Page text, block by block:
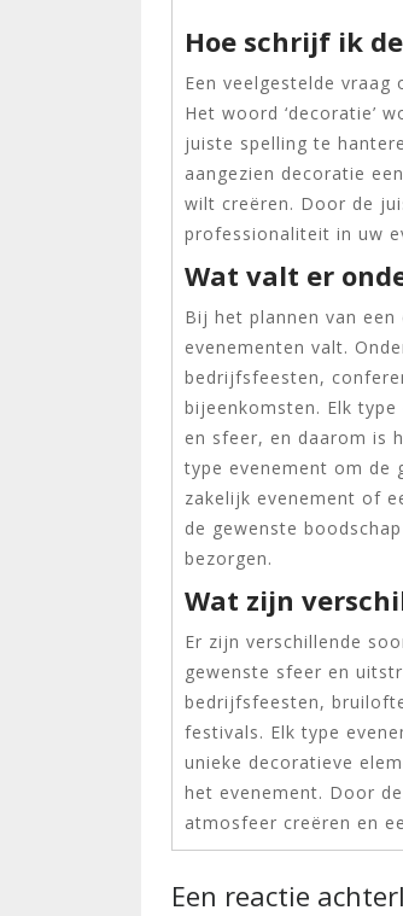
Hoe schrijf ik
Een veelgestelde vraag
Het woord ‘decoratie’
juiste spelling te
aangezien decoratie
wilt creëren. Door de
professionaliteit in uw
Wat valt er
Bij het plannen van
evenementen valt.
bedrijfsfeesten,
bijeenkomsten. Elk
en sfeer, en daarom is
type evenement om de
zakelijk evenement of
de gewenste
bezorgen.
Wat zijn
Er zijn verschillende
gewenste sfeer en
bedrijfsfeesten,
festivals. Elk type
unieke decoratieve
het evenement. Door
atmosfeer creëren en
Een reactie